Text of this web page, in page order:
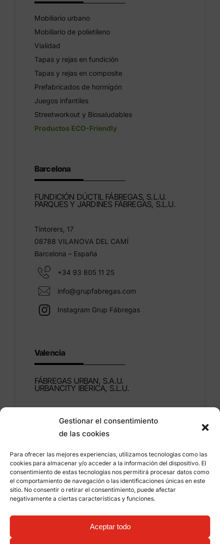
Gestionar el consentimiento
de las cookies
Para ofrecer las mejores experiencias, utilizamos tecnologías como las
cookies para almacenar y/o acceder a la información del dispositivo. El
consentimiento de estas tecnologías nos permitirá procesar datos como
el comportamiento de navegación o las identificaciones únicas en este
sitio. No consentir o retirar el consentimiento, puede afectar
negativamente a ciertas características y funciones.
Aceptar todo
Mobiliario urbano
Mobiliario de polietileno
Vialidad
Tapas y rejas en fundición
Tapas y rejas en composite
Prefabricados de hormigón
Juegos infantiles
Streetworkout y Biosaludables
Productos ECO-Friendly
Barcelona
FUNDICIÓN DÚCTIL FÁBREGAS, S.L.U.
PARQUES Y JARDINES FÁBREGAS, S.L.U.
Tintorers, 17
08788 VILANOVA DEL CAMÍ
Barcelona – España
+34 93 805 11 25
info@grupfabregas.com
Instagram Grup Fábregas
Valencia
FÁBREGAS URBAN, S.A.U.
URBANCITY IBÉRICA, S.L.U.
46960 ALDAIA
Valencia – España
+34 96 151 53 44
info@grupfabregas.com
Grup Fábregas
Acceso distribuidores
Aviso legal
Política de privacidad
Información sobre cookies